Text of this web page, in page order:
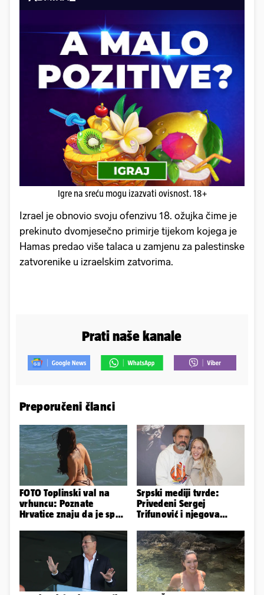
Igre na sreću mogu izazvati ovisnost. 18+
Izrael je obnovio svoju ofenzivu 18. ožujka čime je
prekinuto dvomjesečno primirje tijekom kojega je
Hamas predao više talaca u zamjenu za palestinske
zatvorenike u izraelskim zatvorima.
Prati naše kanale
Preporučeni članci
FOTO Toplinski val na
vrhuncu: Poznate
Hrvatice znaju da je spas
Srpski mediji tvrde:
Privedeni Sergej
Trifunović i njegova
incident